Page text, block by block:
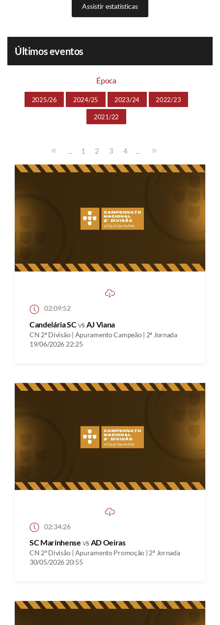
Assistir estatísticas
Últimos eventos
Época
2025/26 2024/25 2023/24 2022/23
2021/22
... 1 2 3 4 ...
02:09:52
Candelária SCvs AJ Viana
CN 2ª Divisão | Apuramento Campeão | 2ª Jornada
19/06/2026 22:25
02:34:26
SC Marinhense vs AD Oeiras
CN 2ª Divisão | Apuramento Promoção | 2ª Jornada
30/05/2026 20:55